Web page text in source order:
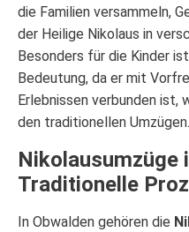
die Familien versammeln,
der Heilige Nikolaus in
Besonders für die Kinder
Bedeutung, da er mit
Erlebnissen verbunden ist,
den traditionellen Umzügen.
Nikolausumzüge
Traditionelle
In Obwalden gehören die